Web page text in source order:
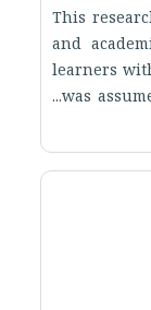
This
and
learners
was